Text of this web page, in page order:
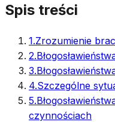
Spis treści
1.Zrozumienie
2.
3.
4.Szczególne
5.
czynnościach